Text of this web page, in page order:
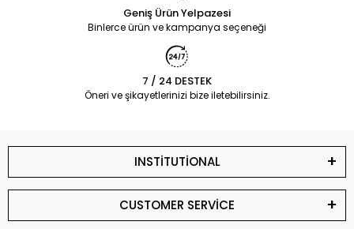
Geniş Ürün Yelpazesi
Binlerce ürün ve kampanya seçeneği
7 / 24 DESTEK
Öneri ve şikayetlerinizi bize iletebilirsiniz.
INSTİTUTİONAL
CUSTOMER SERVİCE